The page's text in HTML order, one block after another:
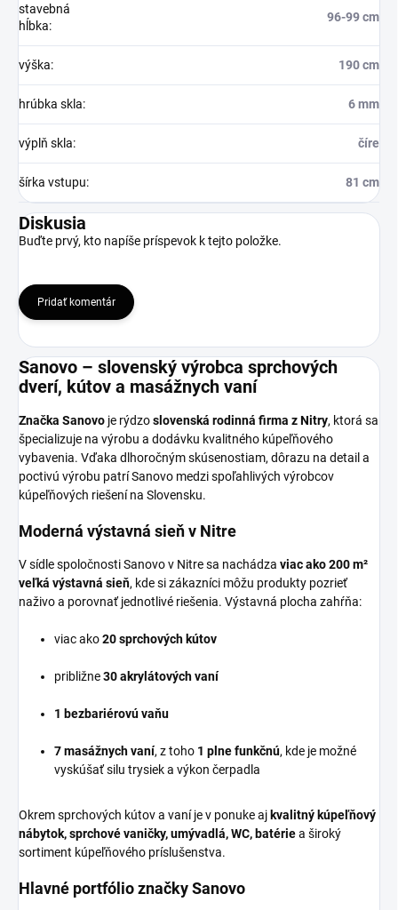
stavebná
hĺbka:
96-99 cm
výška: 190 cm
hrúbka skla: 6 mm
výplň skla: číre
šírka vstupu: 81 cm
Diskusia
Buďte prvý, kto napíše príspevok k tejto položke.
Pridať komentár
Sanovo – slovenský výrobca sprchových
dverí, kútov a masážnych vaní
Značka Sanovo je rýdzoslovenská rodinná firma z Nitry, ktorá sa
špecializuje na výrobu a dodávku kvalitného kúpeľňového
vybavenia. Vďaka dlhoročným skúsenostiam, dôrazu na detail a
poctivú výrobu patrí Sanovo medzi spoľahlivých výrobcov
kúpeľňových riešení na Slovensku.
Moderná výstavná sieň v Nitre
V sídle spoločnosti Sanovo v Nitre sa nachádza viac ako 200 m²
veľká výstavná sieň, kde si zákazníci môžu produkty pozrieť
naživo a porovnať jednotlivé riešenia. Výstavná plocha zahŕňa:
viac ako20 sprchových kútov
približne30 akrylátových vaní
1 bezbariérovú vaňu
7 masážnych vaní, z toho 1 plne funkčnú, kde je možné
vyskúšať silu trysiek a výkon čerpadla
Okrem sprchových kútov a vaní je v ponuke ajkvalitný kúpeľňový
nábytok, sprchové vaničky, umývadlá, WC, batériea široký
sortiment kúpeľňového príslušenstva.
Hlavné portfólio značky Sanovo